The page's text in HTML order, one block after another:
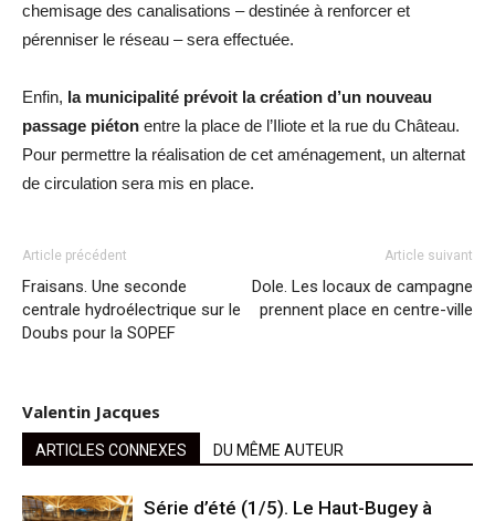
chemisage des canalisations – destinée à renforcer et
pérenniser le réseau – sera effectuée.
Enfin, la municipalité prévoit la création d’un nouveau
passage piéton entre la place de l’Iliote et la rue du Château.
Pour permettre la réalisation de cet aménagement, un alternat
de circulation sera mis en place.
Article précédent
Fraisans. Une seconde
centrale hydroélectrique sur le
Doubs pour la SOPEF
Article suivant
Dole. Les locaux de campagne
prennent place en centre-ville
Valentin Jacques
ARTICLES CONNEXES DU MÊME AUTEUR
Série d’été (1/5). Le Haut-Bugey à